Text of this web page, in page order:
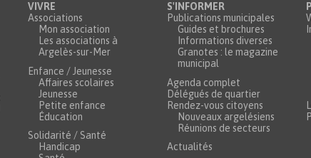
VIVRE
Associations
Mon association
Les associations à
Argelès-sur-Mer
Enfance / Jeunesse
Affaires scolaires
Jeunesse
Petite enfance
Éducation
Solidarité / Santé
Handicap
S'INFORMER
Publications municipales
Guides et brochures
Informations diverses
Granotes : le magazine
municipal
Agenda complet
Délégués de quartier
Rendez-vous citoyens
Nouveaux argelésiens
Réunions de secteurs
Actualités